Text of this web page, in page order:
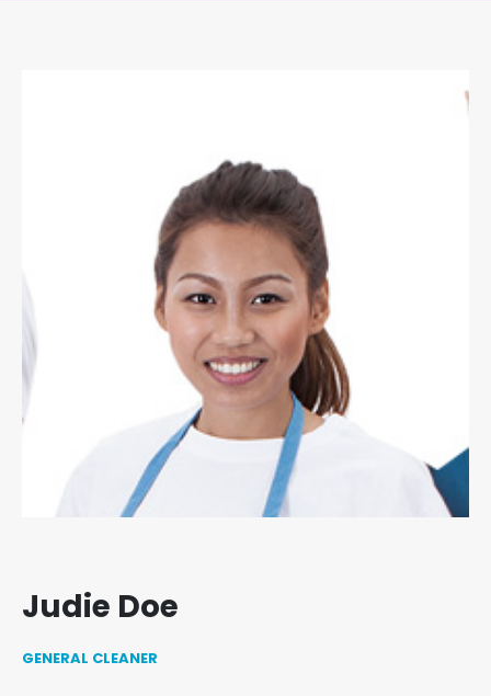
Judie Doe
GENERAL CLEANER